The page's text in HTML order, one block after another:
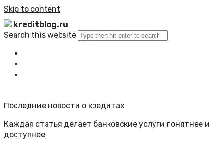
Skip to content
kreditblog.ru
Search this website
Последние новости о кредитах
Каждая статья делает банковские услуги понятнее и
доступнее.